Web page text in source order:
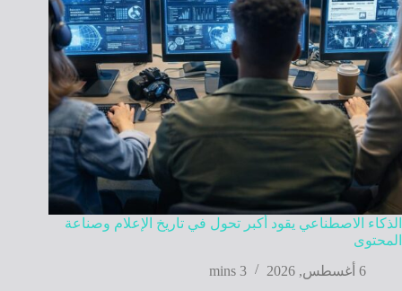
الذكاء الاصطناعي يقود أكبر تحول في تاريخ الإعلام وصناعة
المحتوى
6 أغسطس, 2026
3 mins